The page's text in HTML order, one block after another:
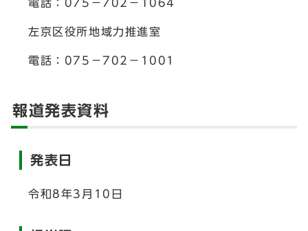
電話：075－702－1064
左京区役所地域力推進室
電話：075－702－1001
報道発表資料
発表日
令和8年3月10日